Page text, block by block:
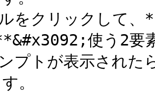
をクリックして
使う2要
プトが表示され
。